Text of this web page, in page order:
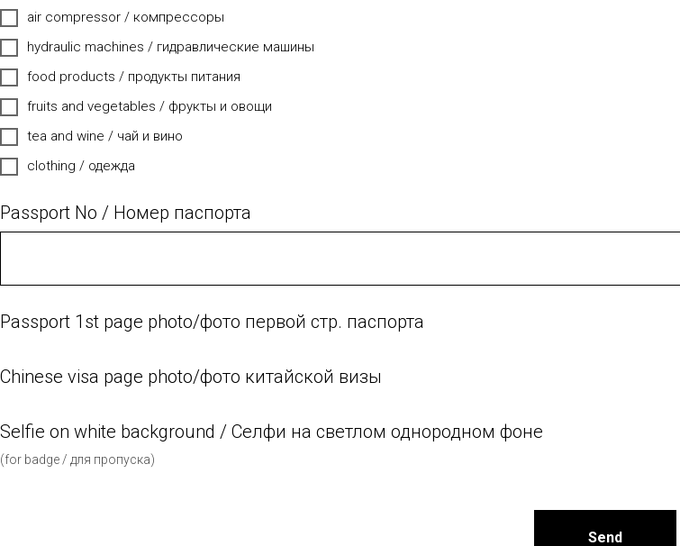
air compressor / компрессоры
hydraulic machines / гидравлические машины
food products / продукты питания
fruits and vegetables / фрукты и овощи
tea and wine / чай и вино
clothing / одежда
Passport No / Номер паспорта
Passport 1st page photo/фото первой стр. паспорта
Chinese visa page photo/фото китайской визы
Selfie on white background / Селфи на светлом однородном фоне
(for badge / для пропуска)
Send